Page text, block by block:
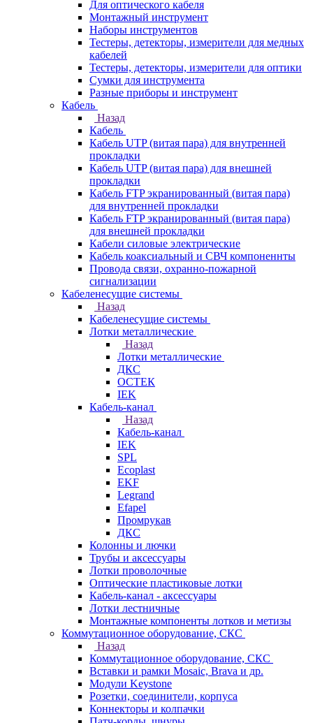
Для оптического кабеля
Монтажный инструмент
Наборы инструментов
Тестеры, детекторы, измерители для медных
кабелей
Тестеры, детекторы, измерители для оптики
Сумки для инструмента
Разные приборы и инструмент
Кабель
Назад
Кабель
Кабель UTP (витая пара) для внутренней
прокладки
Кабель UTP (витая пара) для внешней
прокладки
Кабель FTP экранированный (витая пара)
для внутренней прокладки
Кабель FTP экранированный (витая пара)
для внешней прокладки
Кабели силовые электрические
Кабель коаксиальный и СВЧ компоненнты
Провода связи, охранно-пожарной
сигнализации
Кабеленесущие системы
Назад
Кабеленесущие системы
Лотки металлические
Назад
Лотки металлические
ДКС
ОСТЕК
IEK
Кабель-канал
Назад
Кабель-канал
IEK
SPL
Ecoplast
EKF
Legrand
Efapel
Промрукав
ДКС
Колонны и лючки
Трубы и аксессуары
Лотки проволочные
Оптические пластиковые лотки
Кабель-канал - аксессуары
Лотки лестничные
Монтажные компоненты лотков и метизы
Коммутационное оборудование, СКС
Назад
Коммутационное оборудование, СКС
Вставки и рамки Mosaic, Brava и др.
Модули Keystone
Розетки, соединители, корпуса
Коннекторы и колпачки